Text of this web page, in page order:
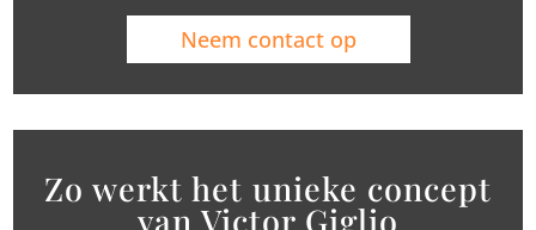
Neem contact op
Zo werkt het unieke concept
van Victor Giglio